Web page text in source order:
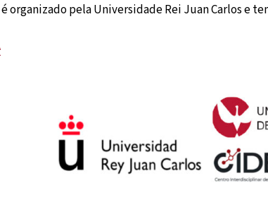
organizado pela Universidade Rei Juan Carlos e